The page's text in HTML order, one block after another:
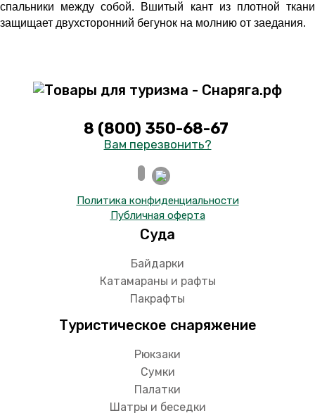
спальники между собой. Вшитый кант из плотной ткани
защищает двухсторонний бегунок на молнию от заедания.
8 (800) 350-68-67
Вам перезвонить?
Политика конфиденциальности
Публичная оферта
Суда
Байдарки
Катамараны и рафты
Пакрафты
Туристическое снаряжение
Рюкзаки
Сумки
Палатки
Шатры и беседки